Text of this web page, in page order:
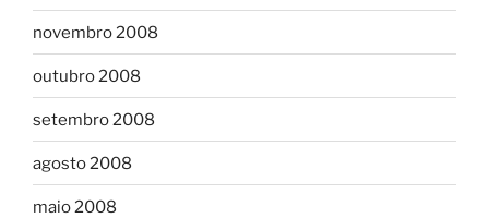
novembro 2008
outubro 2008
setembro 2008
agosto 2008
maio 2008